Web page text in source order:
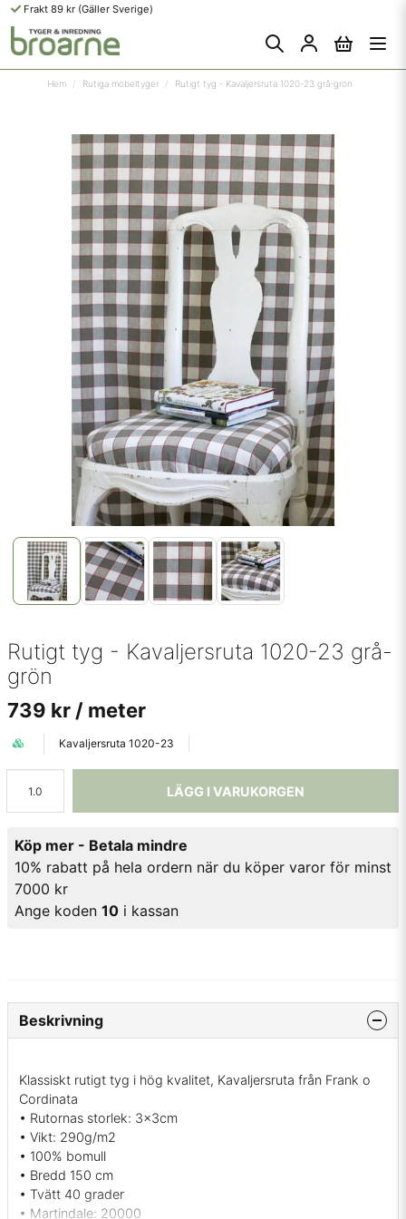
Frakt 89 kr (Gäller Sverige)
Hem Rutiga möbeltyger Rutigt tyg - Kavaljersruta 1020-23 grå-grön
Rutigt tyg - Kavaljersruta 1020-23 grå-
grön
739 kr / meter
Kavaljersruta 1020-23
LÄGG I VARUKORGEN
Köp mer - Betala mindre
10% rabatt på hela ordern när du köper varor för minst
7000 kr
Ange koden 10 i kassan
Beskrivning
Klassiskt rutigt tyg i hög kvalitet, Kavaljersruta från Frank o
Cordinata
• Rutornas storlek: 3x3cm
• Vikt: 290g/m2
• 100% bomull
• Bredd 150 cm
• Tvätt 40 grader
• Martindale: 20000